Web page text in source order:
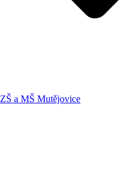
ZŠ a MŠ Mutějovice